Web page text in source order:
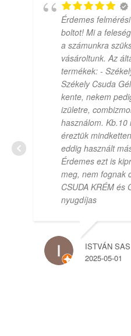
Érdemes
boltot! Mi a
a számunkra
vásároltunk. Az
termékek: -
Székely Csuda
kente, nekem
izületre,
használom. Kb.10
éreztük
eddig használt
Érdemes ezt is
meg, nem fognak
CSUDA KRÉM és
nyugdíjas
ISTVÁN SAS
2025-05-01